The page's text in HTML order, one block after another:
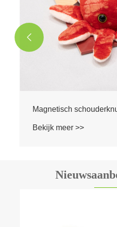
Magnetisch
Bekijk meer >>
